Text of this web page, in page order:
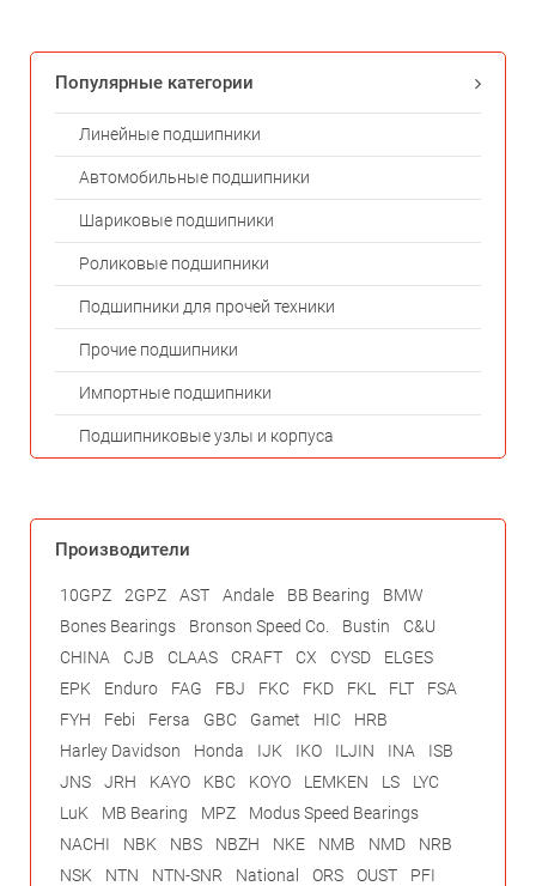
Популярные категории
Линейные подшипники
Автомобильные подшипники
Шариковые подшипники
Роликовые подшипники
Подшипники для прочей техники
Прочие подшипники
Импортные подшипники
Подшипниковые узлы и корпуса
Производители
10GPZ 2GPZ AST Andale BB Bearing
BMW
Bones Bearings
Bronson Speed Co. Bustin
C&U
CHINA
CJB CLAAS CRAFT CX CYSD
ELGES
EPK
Enduro FAG FBJ FKC FKD FKL FLT
FSA
FYH
Febi Fersa GBC Gamet HIC
HRB
Harley Davidson
Honda IJK IKO ILJIN INA
ISB
JNS
JRH KAYO KBC KOYO LEMKEN LS
LYC
LuK
MB Bearing MPZ
Modus Speed Bearings
NACHI
NBK NBS NBZH NKE NMB NMD
NRB
NSK
NTN NTN-SNR National ORS OUST
PFI